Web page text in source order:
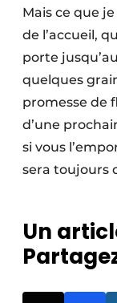
Mais ce que
de l’accueil,
porte
quelques
promesse de
d’une
si vous
sera toujours
Un